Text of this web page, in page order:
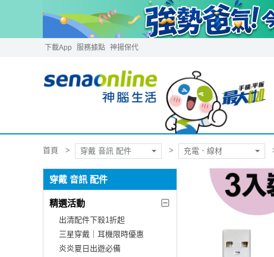
下載App 服務據點 神揚保代
首頁 穿戴 音訊 配件 充電．線材
穿戴 音訊 配件
精選活動
出清配件下殺1折起
三星穿戴｜耳機限時優惠
炎炎夏日出遊必備